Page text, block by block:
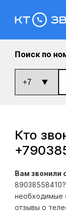
Поиск по
Кто
Вам звонили
необходимые
отзывы о